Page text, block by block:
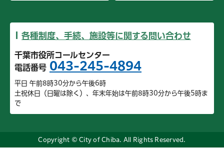
各種制度、手続、施設等に関する問い合わせ
千葉市役所コールセンター
電話番号 043-245-4894
平日 午前8時30分から午後6時
土祝休日（日曜は除く）、年末年始は午前8時30分から午後5時ま
で
Copyright © City of Chiba. All Rights Reserved.